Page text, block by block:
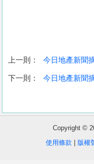
收
盤
上一則： 今日地產新聞
下一則： 今日地產新聞
Copyright ©
使用條款
版權